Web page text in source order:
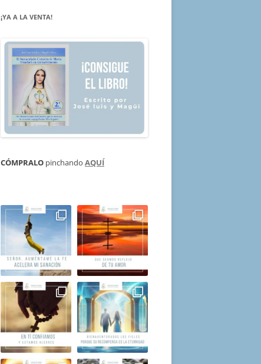
¡YA A LA VENTA!
CÓMPRALO pinchando AQUÍ